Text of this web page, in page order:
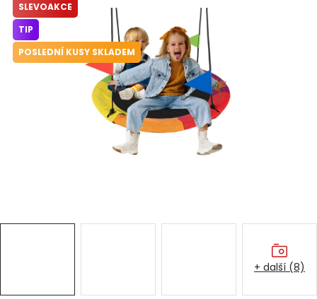
Domácnost
Dětská hřiště
Autodoplňky
SLEVOAKCE
TIP
POSLEDNÍ KUSY SKLADEM
+ další (8)